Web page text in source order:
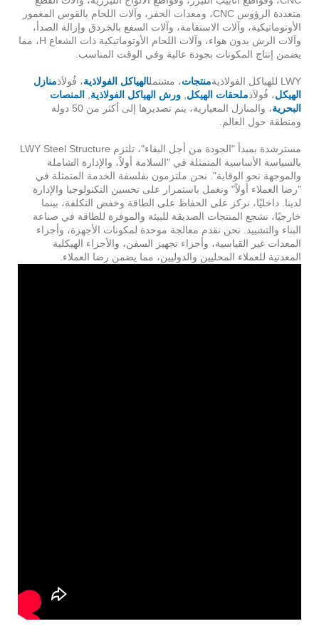
متعددة الرؤوس CNC، ومعدات الحفر، وآلات اللحام بالقوس المغمور
الأوتوماتيكية، وآلات الاستقامة، وآلات السفع بالخردق وإزالة الصدأ،
وآلات الرش بدون هواء، وآلات اللحام الأوتوماتيكية ذات الشعاع H، مما
يضمن إنتاج المكونات بجودة عالية وفي الوقت المناسب.
LWY للهياكل الفولاذية منتجات، مشتملالهياكل الفولاذية، فُولاَذمنازل
الهيكل، فُولاَذملحقات الهيكل, ورش الهياكل الفولاذية, المنصات
البحرية
، والمنازل المعيارية، يتم تصديرها إلى أكثر من 50 دولة
ومنطقة حول العالم.
مسترشدة بمبدأ "الجودة من أجل البقاء"، تلتزم LWY Steel Structure
بالسياسة الأساسية المتمثلة في "السلامة أولاً، والإدارة الشاملة
والموجهة نحو الوقاية". نحن ملتزمون بفلسفة الخدمة المتمثلة في
"رضا العملاء أولاً" ونعمل باستمرار على تحسين التكنولوجيا والإدارة
لدينا. داخليًا، نركز على الحفاظ على الطاقة وخفض التكلفة، بينما
خارجيًا، نشجع المنتجات الصديقة للبيئة والموفرة للطاقة في صناعة
البناء والتشييد. نحن نقدم معالجة موحدة لمكونات الأجهزة، وأجزاء
المعدات غير القياسية، وأجزاء تجهيز السفن، والأجزاء الهيكلية
المعدنية للعملاء المحليين والدوليين، مما يضمن رضا العملاء.